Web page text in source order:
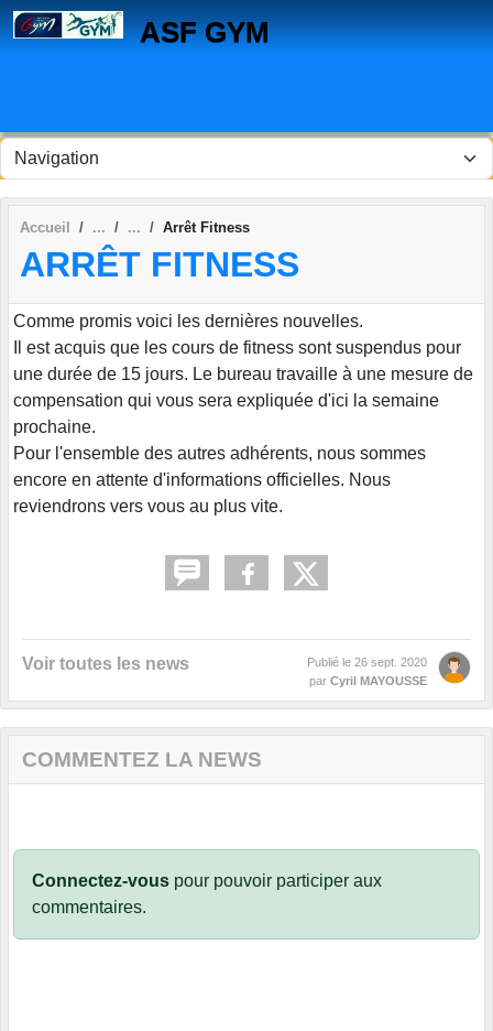
ASF GYM
Accueil Arrêt Fitness
ARRÊT FITNESS
Comme promis voici les dernières nouvelles.
Il est acquis que les cours de fitness sont suspendus pour
une durée de 15 jours. Le bureau travaille à une mesure de
compensation qui vous sera expliquée d'ici la semaine
prochaine.
Pour l'ensemble des autres adhérents, nous sommes
encore en attente d'informations officielles. Nous
reviendrons vers vous au plus vite.
Voir toutes les news Publié le 26 sept. 2020
par Cyril MAYOUSSE
COMMENTEZ LA NEWS
Connectez-vous pour pouvoir participer aux
commentaires.
Panneau de gestion des cookies